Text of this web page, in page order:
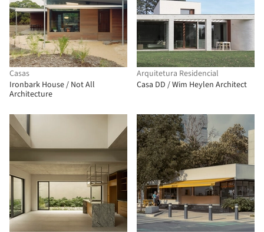
Casas
Ironbark House / Not All
Architecture
Arquitetura Residencial
Casa DD / Wim Heylen Architect